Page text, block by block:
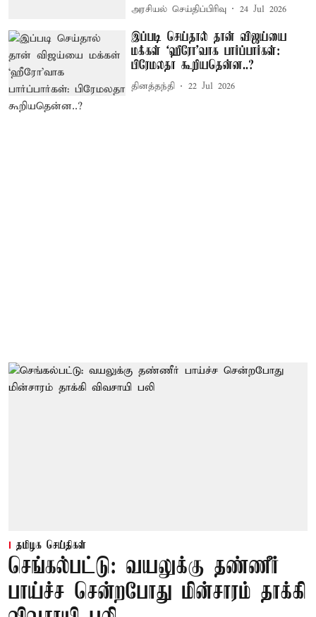
அரசியல் செய்திப்பிரிவு 24 Jul 2026
இப்படி செய்தால் தான் விஜய்யை
மக்கள் ‘ஹீரோ’வாக பார்ப்பார்கள்:
பிரேமலதா கூறியதென்ன..?
தினத்தந்தி 22 Jul 2026
தமிழக செய்திகள்
செங்கல்பட்டு: வயலுக்கு தண்ணீர்
பாய்ச்ச சென்றபோது மின்சாரம் தாக்கி